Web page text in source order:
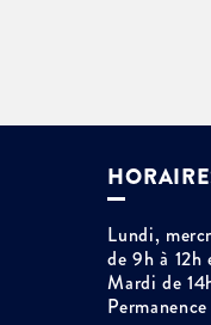
Lundi,
de 9h à 12h
Mardi de